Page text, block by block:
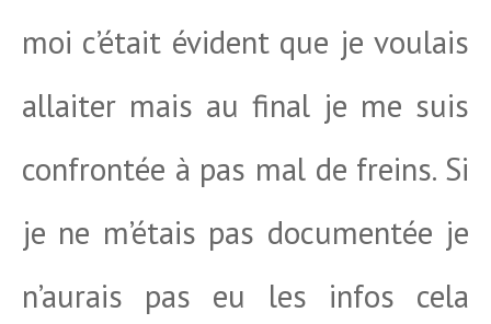
moi c’était évident que je voulais
allaiter mais au final je me suis
confrontée à pas mal de freins. Si
je ne m’étais pas documentée je
n’aurais pas eu les infos cela